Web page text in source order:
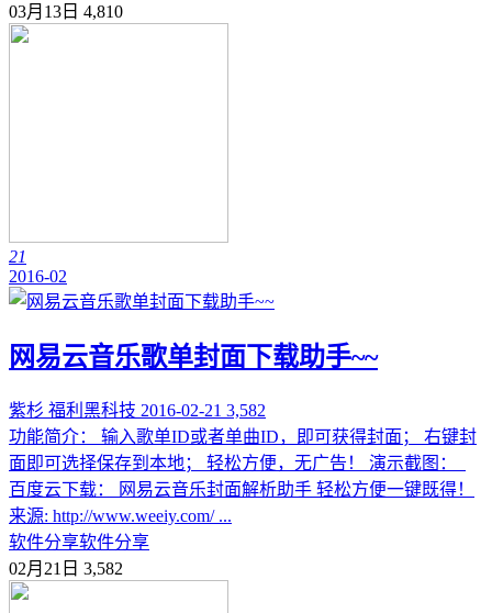
03月13日 4,810
21
2016-02
网易云音乐歌单封面下载助手~~
紫杉 福利黑科技 2016-02-21 3,582
功能简介： 输入歌单ID或者单曲ID，即可获得封面； 右键封
面即可选择保存到本地； 轻松方便，无广告！ 演示截图：
百度云下载： 网易云音乐封面解析助手 轻松方便一键既得！
来源: http://www.weeiy.com/ ...
软件分享软件分享
02月21日 3,582